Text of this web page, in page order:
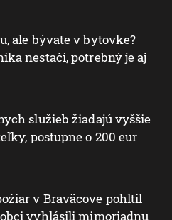
ale bývate v bytovke?
nestačí, potrebný je aj
služieb žiadajú vyššie
postupne o 200 eur
v Braväcove pohltil
vyhlásili mimoriadnu